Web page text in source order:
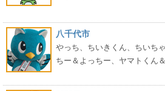
八千代市
やっち、ちいきくん、ちいち
ちー＆よっちー、ヤマトくん